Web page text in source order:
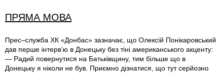
ПРЯМА МОВА
Прес–служба ХК «Донбас» зазначає, що Олексій Понікаровський
дав перше інтерв’ю в Донецьку без тіні американського акценту:
— Радий повернутися на Батьківщину, тим більше що в
Донецьку я ніколи не був. Приємно дізнатися, що тут серйозно